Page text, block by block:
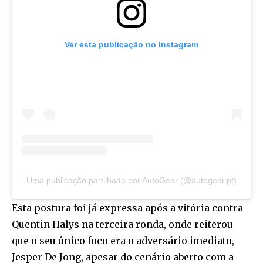
Ver esta publicação no Instagram
Uma publicação partilhada por AutoGear (@autogear.pt)
Esta postura foi já expressa após a vitória contra
Quentin Halys na terceira ronda, onde reiterou
que o seu único foco era o adversário imediato,
Jesper De Jong, apesar do cenário aberto com a